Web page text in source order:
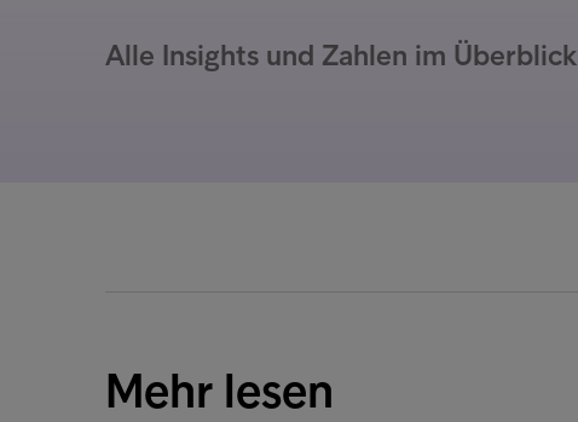
Alle Insights und Zahlen im Überblick
Mehr lesen